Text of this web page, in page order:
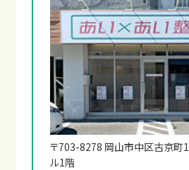
〒703-8278 岡山市中区古京
ル1階